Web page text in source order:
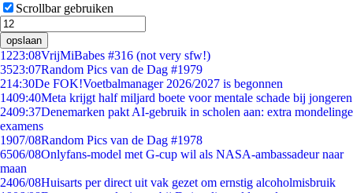
Scrollbar gebruiken
opslaan
1223:08VrijMiBabes #316 (not very sfw!)
3523:07Random Pics van de Dag #1979
214:30De FOK!Voetbalmanager 2026/2027 is begonnen
1409:40Meta krijgt half miljard boete voor mentale schade bij jongeren
2409:37Denemarken pakt AI-gebruik in scholen aan: extra mondelinge
examens
1907/08Random Pics van de Dag #1978
6506/08Onlyfans-model met G-cup wil als NASA-ambassadeur naar
maan
2406/08Huisarts per direct uit vak gezet om ernstig alcoholmisbruik